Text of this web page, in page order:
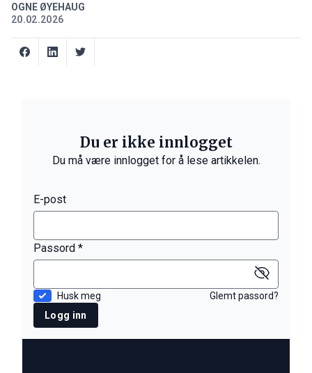
OGNE ØYEHAUG
20.02.2026
Du er ikke innlogget
Du må være innlogget for å lese artikkelen.
E-post
Passord *
Husk meg
Glemt passord?
Logg inn